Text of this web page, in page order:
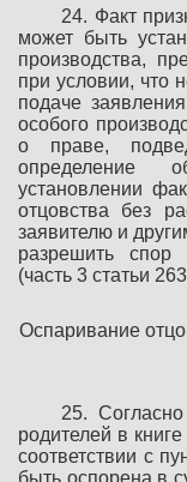
24. Факт
может быть
производства,
при условии, что
подаче
особого
о праве,
определение
установлении
отцовства без
заявителю и
разрешить спор
(часть 3 статьи
Оспаривание
25.
родителей в
соответствии с
быть оспорена в